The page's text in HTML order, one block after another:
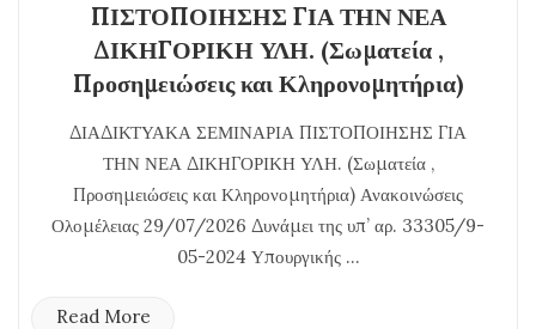
ΠΙΣΤΟΠΟΙΗΣΗΣ ΓΙΑ ΤΗΝ ΝΕΑ
ΔΙΚΗΓΟΡΙΚΗ ΥΛΗ. (Σωματεία ,
Προσημειώσεις και Κληρονομητήρια)
ΔΙΑΔΙΚΤΥΑΚΑ ΣΕΜΙΝΑΡΙΑ ΠΙΣΤΟΠΟΙΗΣΗΣ ΓΙΑ
ΤΗΝ ΝΕΑ ΔΙΚΗΓΟΡΙΚΗ ΥΛΗ. (Σωματεία ,
Προσημειώσεις και Κληρονομητήρια) Ανακοινώσεις
Ολομέλειας 29/07/2026 Δυνάμει της υπ’ αρ. 33305/9-
05-2024 Υπουργικής ...
Read More